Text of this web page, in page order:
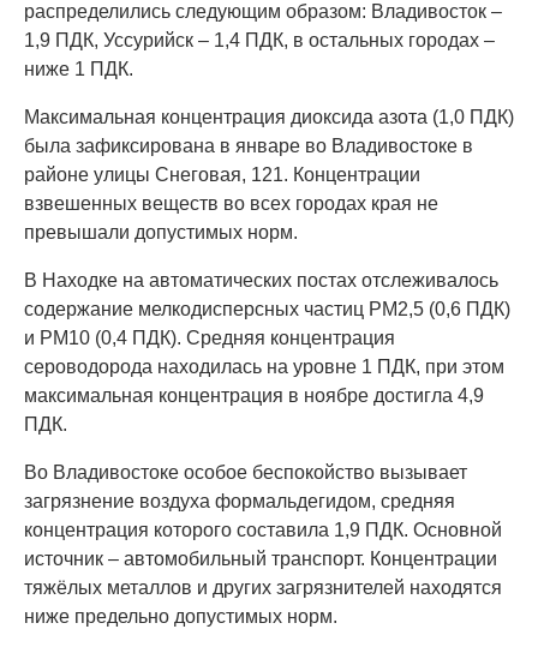
распределились следующим образом: Владивосток –
1,9 ПДК, Уссурийск – 1,4 ПДК, в остальных городах –
ниже 1 ПДК.
Максимальная концентрация диоксида азота (1,0 ПДК)
была зафиксирована в январе во Владивостоке в
районе улицы Снеговая, 121. Концентрации
взвешенных веществ во всех городах края не
превышали допустимых норм.
В Находке на автоматических постах отслеживалось
содержание мелкодисперсных частиц РМ2,5 (0,6 ПДК)
и РМ10 (0,4 ПДК). Средняя концентрация
сероводорода находилась на уровне 1 ПДК, при этом
максимальная концентрация в ноябре достигла 4,9
ПДК.
Во Владивостоке особое беспокойство вызывает
загрязнение воздуха формальдегидом, средняя
концентрация которого составила 1,9 ПДК. Основной
источник – автомобильный транспорт. Концентрации
тяжёлых металлов и других загрязнителей находятся
ниже предельно допустимых норм.